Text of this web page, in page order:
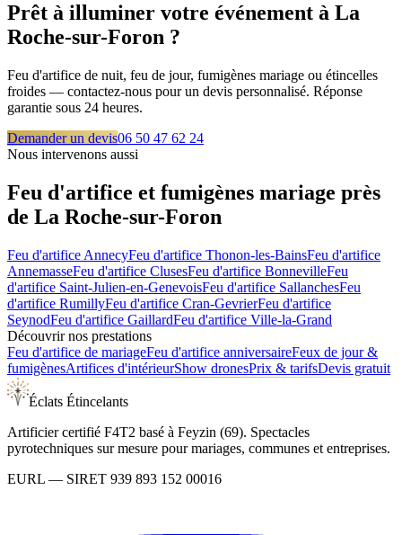
Prêt à illuminer votre événement à La
Roche-sur-Foron ?
Feu d'artifice de nuit, feu de jour, fumigènes mariage ou étincelles
froides — contactez-nous pour un devis personnalisé. Réponse
garantie sous 24 heures.
Demander un devis06 50 47 62 24
Nous intervenons aussi
Feu d'artifice et fumigènes mariage près
de La Roche-sur-Foron
Feu d'artifice AnnecyFeu d'artifice Thonon-les-BainsFeu d'artifice
AnnemasseFeu d'artifice ClusesFeu d'artifice BonnevilleFeu
d'artifice Saint-Julien-en-GenevoisFeu d'artifice SallanchesFeu
d'artifice RumillyFeu d'artifice Cran-GevrierFeu d'artifice
SeynodFeu d'artifice GaillardFeu d'artifice Ville-la-Grand
Découvrir nos prestations
Feu d'artifice de mariageFeu d'artifice anniversaireFeux de jour &
fumigènesArtifices d'intérieurShow dronesPrix & tarifsDevis gratuit
Éclats Étincelants
Artificier certifié F4T2 basé à Feyzin (69). Spectacles
pyrotechniques sur mesure pour mariages, communes et entreprises.
EURL — SIRET 939 893 152 00016